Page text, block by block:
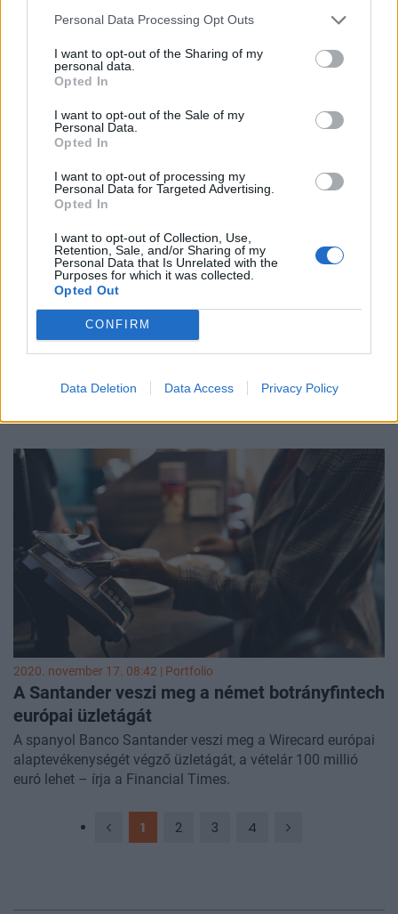
Personal Data Processing Opt Outs
I want to opt-out of the Sharing of my
personal data.
Opted In
I want to opt-out of the Sale of my
Personal Data.
Opted In
I want to opt-out of processing my
Personal Data for Targeted Advertising.
Opted In
I want to opt-out of Collection, Use,
Retention, Sale, and/or Sharing of my
Personal Data that Is Unrelated with the
Purposes for which it was collected.
Opted Out
CONFIRM
Data Deletion Data Access Privacy Policy
felülírt, ez mozgatta az árfolyamokat, mert a járvány
kitörése után a világ gyökeresen megváltozott, az emberek
az otthonaikba kényszerültek, és ez hatással volt a
gazdaság működésére, végső soron pedig a tőzsdén
jegyzett cégek árfolyamára is. A vállalatok egy része
profitálni tudott a változásból, hihetetlen bevétel - és
profitnövekedéssel is találkoztunk, de volt ellenpélda is,
még a cégek üzleti modellje is sérült. Mutatunk három
olyan céget, amelyet az év elején még imádtak a
megbüntette őket a piac.
2020. december 09. 11:28 | Portfolio
A Deutsche Bank és a Commerzbank
finanszírozhatta a Wirecard egyik gyanús
felvásárlását
A Deutsche Bank és a Commerzbank biztosította a
Wirecard a két nagy indiai felvásárlásához szükséges
egyik vezetőjét ideiglenesen felfüggesztették a
munkavégzés alól, ugyanis hivatalos nyomozáés idult a
Wirecradhoz kapcsolódó tranzakciókról.
2020. november 17. 08:42 | Portfolio
A Santander veszi meg a német botrányfintech
európai üzletágát
A spanyol Banco Santander veszi meg a Wirecard európai
alaptevékenységét végző üzletágát, a vételár 100 millió
euró lehet – írja a Financial Times.
1 2 3 4